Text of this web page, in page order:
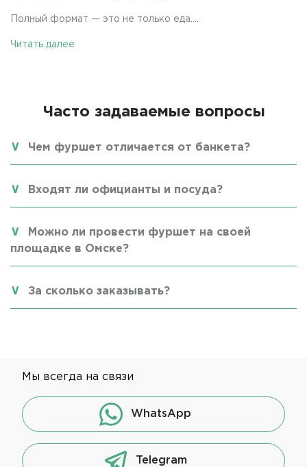
Полный формат — это не только еда....
Читать далее
Часто задаваемые вопросы
Чем фуршет отличается от банкета?
Входят ли официанты и посуда?
Можно ли провести фуршет на своей
площадке в Омске?
За сколько заказывать?
Мы всегда на связи
WhatsApp
Telegram